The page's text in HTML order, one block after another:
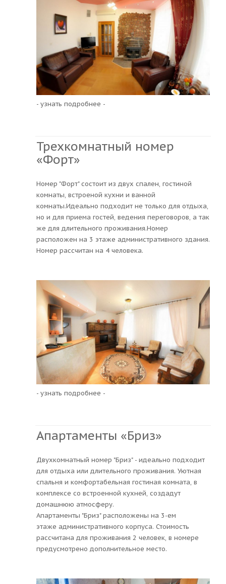
- узнать подробнее -
Трехкомнатный номер
«Форт»
Номер "Форт" состоит из двух спален, гостиной
комнаты, встроеной кухни и ванной
комнаты.Идеально подходит не только для отдыха,
но и для приема гостей, ведения переговоров, а так
же для длительного проживания.Номер
расположен на 3 этаже административного здания.
Номер рассчитан на 4 человека.
- узнать подробнее -
Апартаменты «Бриз»
Двухкомнатный номер "Бриз" - идеально подходит
для отдыха или длительного проживания. Уютная
спальня и комфортабельная гостиная комната, в
комплексе со встроенной кухней, создадут
домашнюю атмосферу.
Апартаменты "Бриз" расположены на 3-ем
этаже административного корпуса. Стоимость
рассчитана для проживания 2 человек, в номере
предусмотрено дополнительное место.